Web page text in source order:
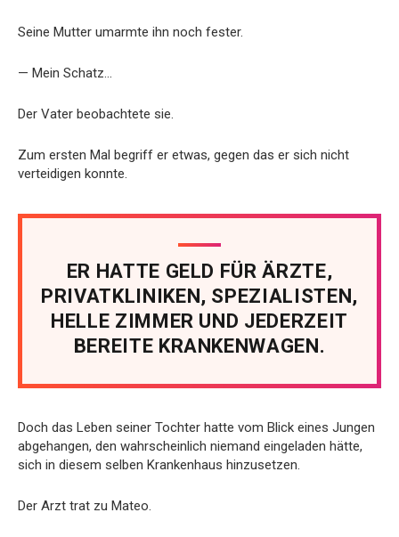
Seine Mutter umarmte ihn noch fester.
— Mein Schatz…
Der Vater beobachtete sie.
Zum ersten Mal begriff er etwas, gegen das er sich nicht
verteidigen konnte.
ER HATTE GELD FÜR ÄRZTE,
PRIVATKLINIKEN, SPEZIALISTEN,
HELLE ZIMMER UND JEDERZEIT
BEREITE KRANKENWAGEN.
Doch das Leben seiner Tochter hatte vom Blick eines Jungen
abgehangen, den wahrscheinlich niemand eingeladen hätte,
sich in diesem selben Krankenhaus hinzusetzen.
Der Arzt trat zu Mateo.